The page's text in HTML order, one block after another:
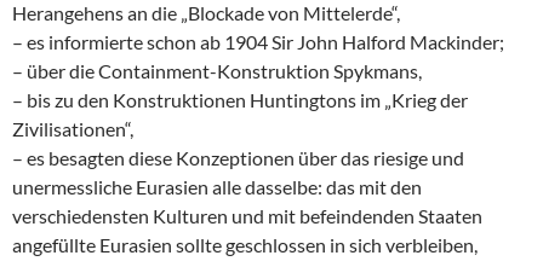
Herangehens an die „Blockade von Mittelerde“,
– es informierte schon ab 1904 Sir John Halford Mackinder;
– über die Containment-Konstruktion Spykmans,
– bis zu den Konstruktionen Huntingtons im „Krieg der
Zivilisationen“,
– es besagten diese Konzeptionen über das riesige und
unermessliche Eurasien alle dasselbe: das mit den
verschiedensten Kulturen und mit befeindenden Staaten
angefüllte Eurasien sollte geschlossen in sich verbleiben,